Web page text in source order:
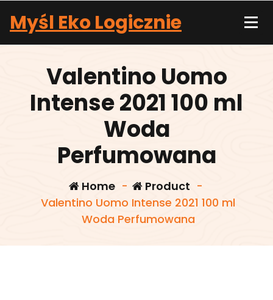
content
Myśl Eko Logicznie
Valentino Uomo
Intense 2021 100 ml
Woda
Perfumowana
Home- Product -
Valentino Uomo Intense 2021 100 ml
Woda Perfumowana